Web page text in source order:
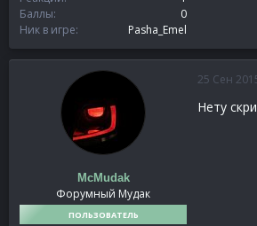
Баллы
0
Ник в игре
Pasha_Emel
McMudak
Форумный Мудак
ПОЛЬЗОВАТЕЛЬ
25 Сен
Нету